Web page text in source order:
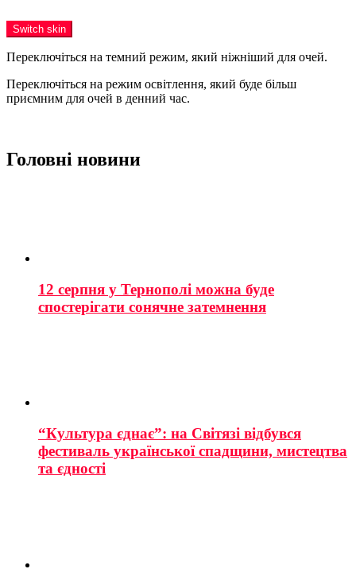
Switch skin
Переключіться на темний режим, який ніжніший для очей.
Переключіться на режим освітлення, який буде більш
приємним для очей в денний час.
Головні новини
12 серпня у Тернополі можна буде
спостерігати сонячне затемнення
“Культура єднає”: на Світязі відбувся
фестиваль української спадщини, мистецтва
та єдності